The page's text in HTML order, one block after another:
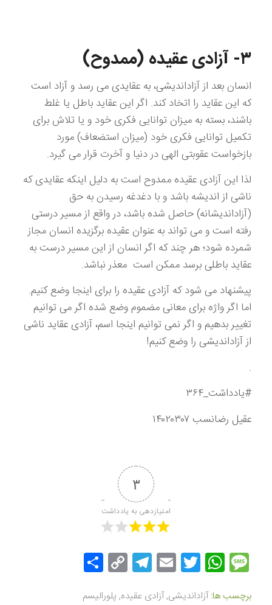
۳- آزادی عقیده (ممدوح)
انسان بعد از آزاداندیشی، به عقایدی می رسد و آزاد است
که این عقاید را اتخاد کند. اگر این عقاید باطل یا غلط
باشند، بسته به میزان توانایی فکری خود و یا تلاش برای
تکمیل توانایی فکری خود (میزان استضعاف) مورد
بازخواست عقوبتی الهی در دنیا و آخرت قرار می گیرد.
لذا این آزادی عقیده ممدوح است به دلیل اینکه عقایدی که
ناشی از اندیشه باشد و با دغدغه رسیدن به حق
(آزاداندیشانه) حاصل شده باشد، در واقع از مسیر درستی
رفته است و می تواند به عنوان عقیده برگزیده انسان مجاز
شمرده شود؛ هر چند که اگر انسان از این مسیر درست به
عقاید باطلی برسد ممکن است معذر نباشد.
پیشنهاد می شود که آزادی عقیده را برای اینجا وضع کنیم.
اما اگر واژه برای معانی مضموم وضع شده اگر می توانیم
تغییر بدهیم و اگر نمی توانیم اینجا اسم، آزادی عقاید ناشی
از آزاداندیشی را وضع کنیم!
.
#یادداشت_۳۶۴
عقیل رضانسب ۱۴۰۲۰۳۰۷
۳
امتیازدهی به یادداشت
Message
WhatsApp
Twitter
Email
Telegram
Copy
Link
اشتراک
گذاری برچسب ها: آزاداندیشی,آزادی عقیده, پلورالیسم